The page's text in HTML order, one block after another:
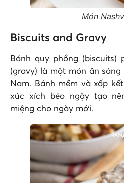
Món
Biscuits and Gravy
Bánh quy phồng
(gravy) là một món ăn
Nam. Bánh mềm và xốp
xúc xích béo ngậy tạo
miệng cho ngày mới.